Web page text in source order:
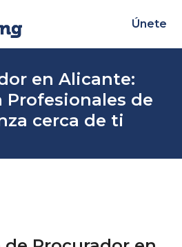
Únete
en Alicante:
Profesionales de
cerca de ti